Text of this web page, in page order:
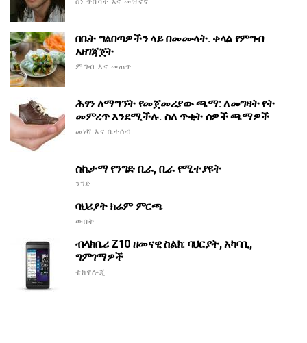
ስነ ጥበባት እና መዝናኛ
በቤት ግልበጣዎችን ላይ በመሙላት. ቀላል የምግብ
አዘገጃጀት
ምግብ እና መጠጥ
ሕፃን ለማግኘት የመጀመሪያው ጫማ: ለመግዛት የት
መምረጥ እንደሚችሉ. ስለ ጥቂት ሰዎች ጫማዎች
መነሻ እና ቤተሰብ
ስኬታማ የንግድ ቢራ, ቢራ የሚተያዩት
ንግድ
ባህሪያት ክሬም ምርጫ
ውበት
ብላክቤሪ Z10 ዘመናዊ ስልክ: ባህርያት, አካባቢ,
ግምገማዎች
ቴክኖሎጂ